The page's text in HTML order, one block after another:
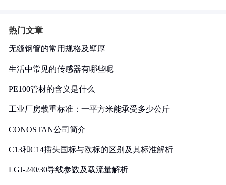
热门文章
无缝钢管的常用规格及壁厚
生活中常见的传感器有哪些呢
PE100管材的含义是什么
工业厂房载重标准：一平方米能承受多少公斤
CONOSTAN公司简介
C13和C14插头国标与欧标的区别及其标准解析
LGJ-240/30导线参数及载流量解析